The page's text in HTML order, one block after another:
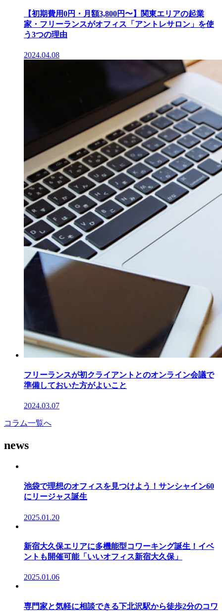
【初期費用0円・月額3,800円〜】関東エリアの起業
家・フリーランスがオフィス「アントレサロン」を使
う3つの理由
2024.04.08
フリーランスが初クライアントとのオンライン会議で
準備しておいた方がよいこと
2024.03.07
コラム一覧へ
news
池袋で理想のオフィスを見つけよう！サンシャイン60
にリージャス誕生
2025.01.20
新宿大久保エリアに多機能型コワーキング誕生！イベ
ントも開催可能「いいオフィス新宿大久保」
2025.01.06
専門家と気軽に相談できる下北沢駅から徒歩2分のコワ